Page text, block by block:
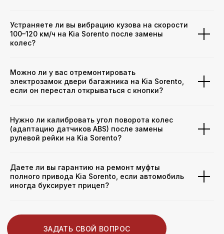
Устраняете ли вы вибрацию кузова на скорости
100–120 км/ч на Kia Sorento после замены
колес?
Можно ли у вас отремонтировать
электрозамок двери багажника на Kia Sorento,
если он перестал открываться с кнопки?
Нужно ли калибровать угол поворота колес
(адаптацию датчиков ABS) после замены
рулевой рейки на Kia Sorento?
Даете ли вы гарантию на ремонт муфты
полного привода Kia Sorento, если автомобиль
иногда буксирует прицеп?